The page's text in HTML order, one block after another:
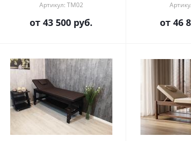
Артикул: TM02
от 43 500 руб. от 46